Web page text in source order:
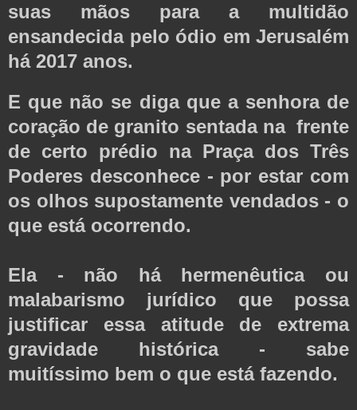
suas mãos para a multidão
ensandecida pelo ódio em Jerusalém
há 2017 anos.
E que não se diga que a senhora de
coração de granito sentada na frente
de certo prédio na Praça dos Três
Poderes desconhece - por estar com
os olhos supostamente vendados - o
que está ocorrendo.
Ela - não há hermenêutica ou
malabarismo jurídico que possa
justificar essa atitude de extrema
gravidade histórica - sabe
muitíssimo bem o que está fazendo.